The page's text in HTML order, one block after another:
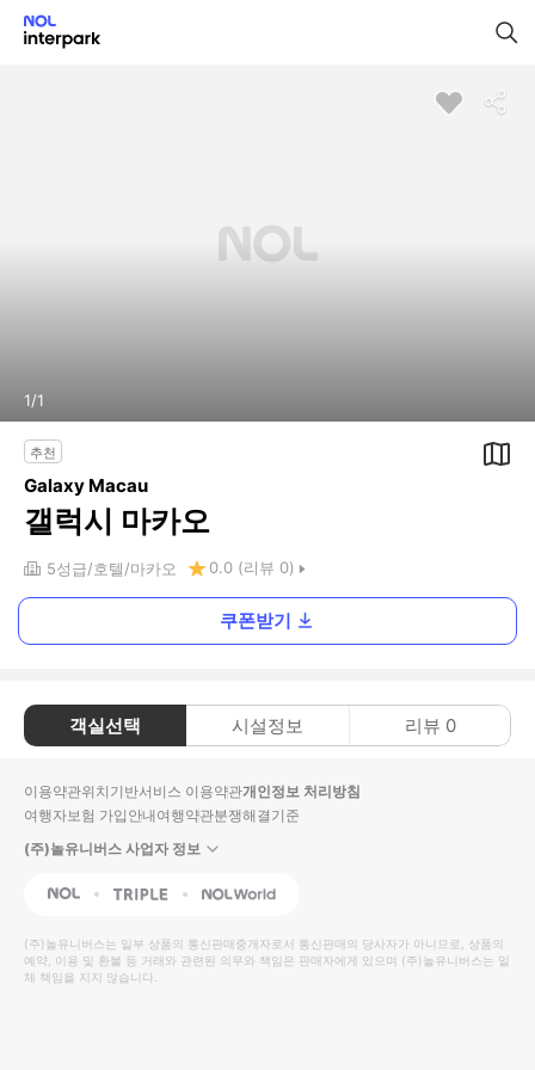
1/1
추천
Galaxy Macau
갤럭시 마카오
5성급 호텔 마카오 0.0 (리뷰 0)
쿠폰받기
객실선택 시설정보 리뷰 0
이용약관위치기반서비스 이용약관개인정보 처리방침
여행자보험 가입안내여행약관분쟁해결기준
(주)놀유니버스 사업자 정보
NOL Triple Interpark Global
(주)놀유니버스는 일부 상품의 통신판매중개자로서 통신판매의 당사자가 아니므로, 상품의
예약, 이용 및 환불 등 거래와 관련된 의무와 책임은 판매자에게 있으며 (주)놀유니버스는 일
체 책임을 지지 않습니다.